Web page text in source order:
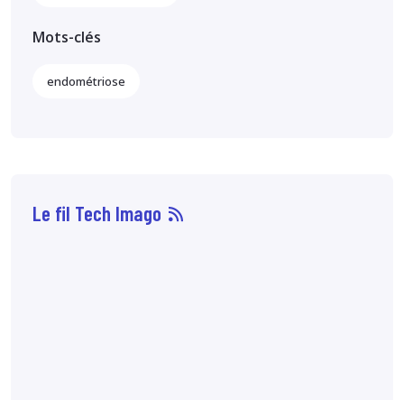
Mots-clés
endométriose
Le fil Tech Imago